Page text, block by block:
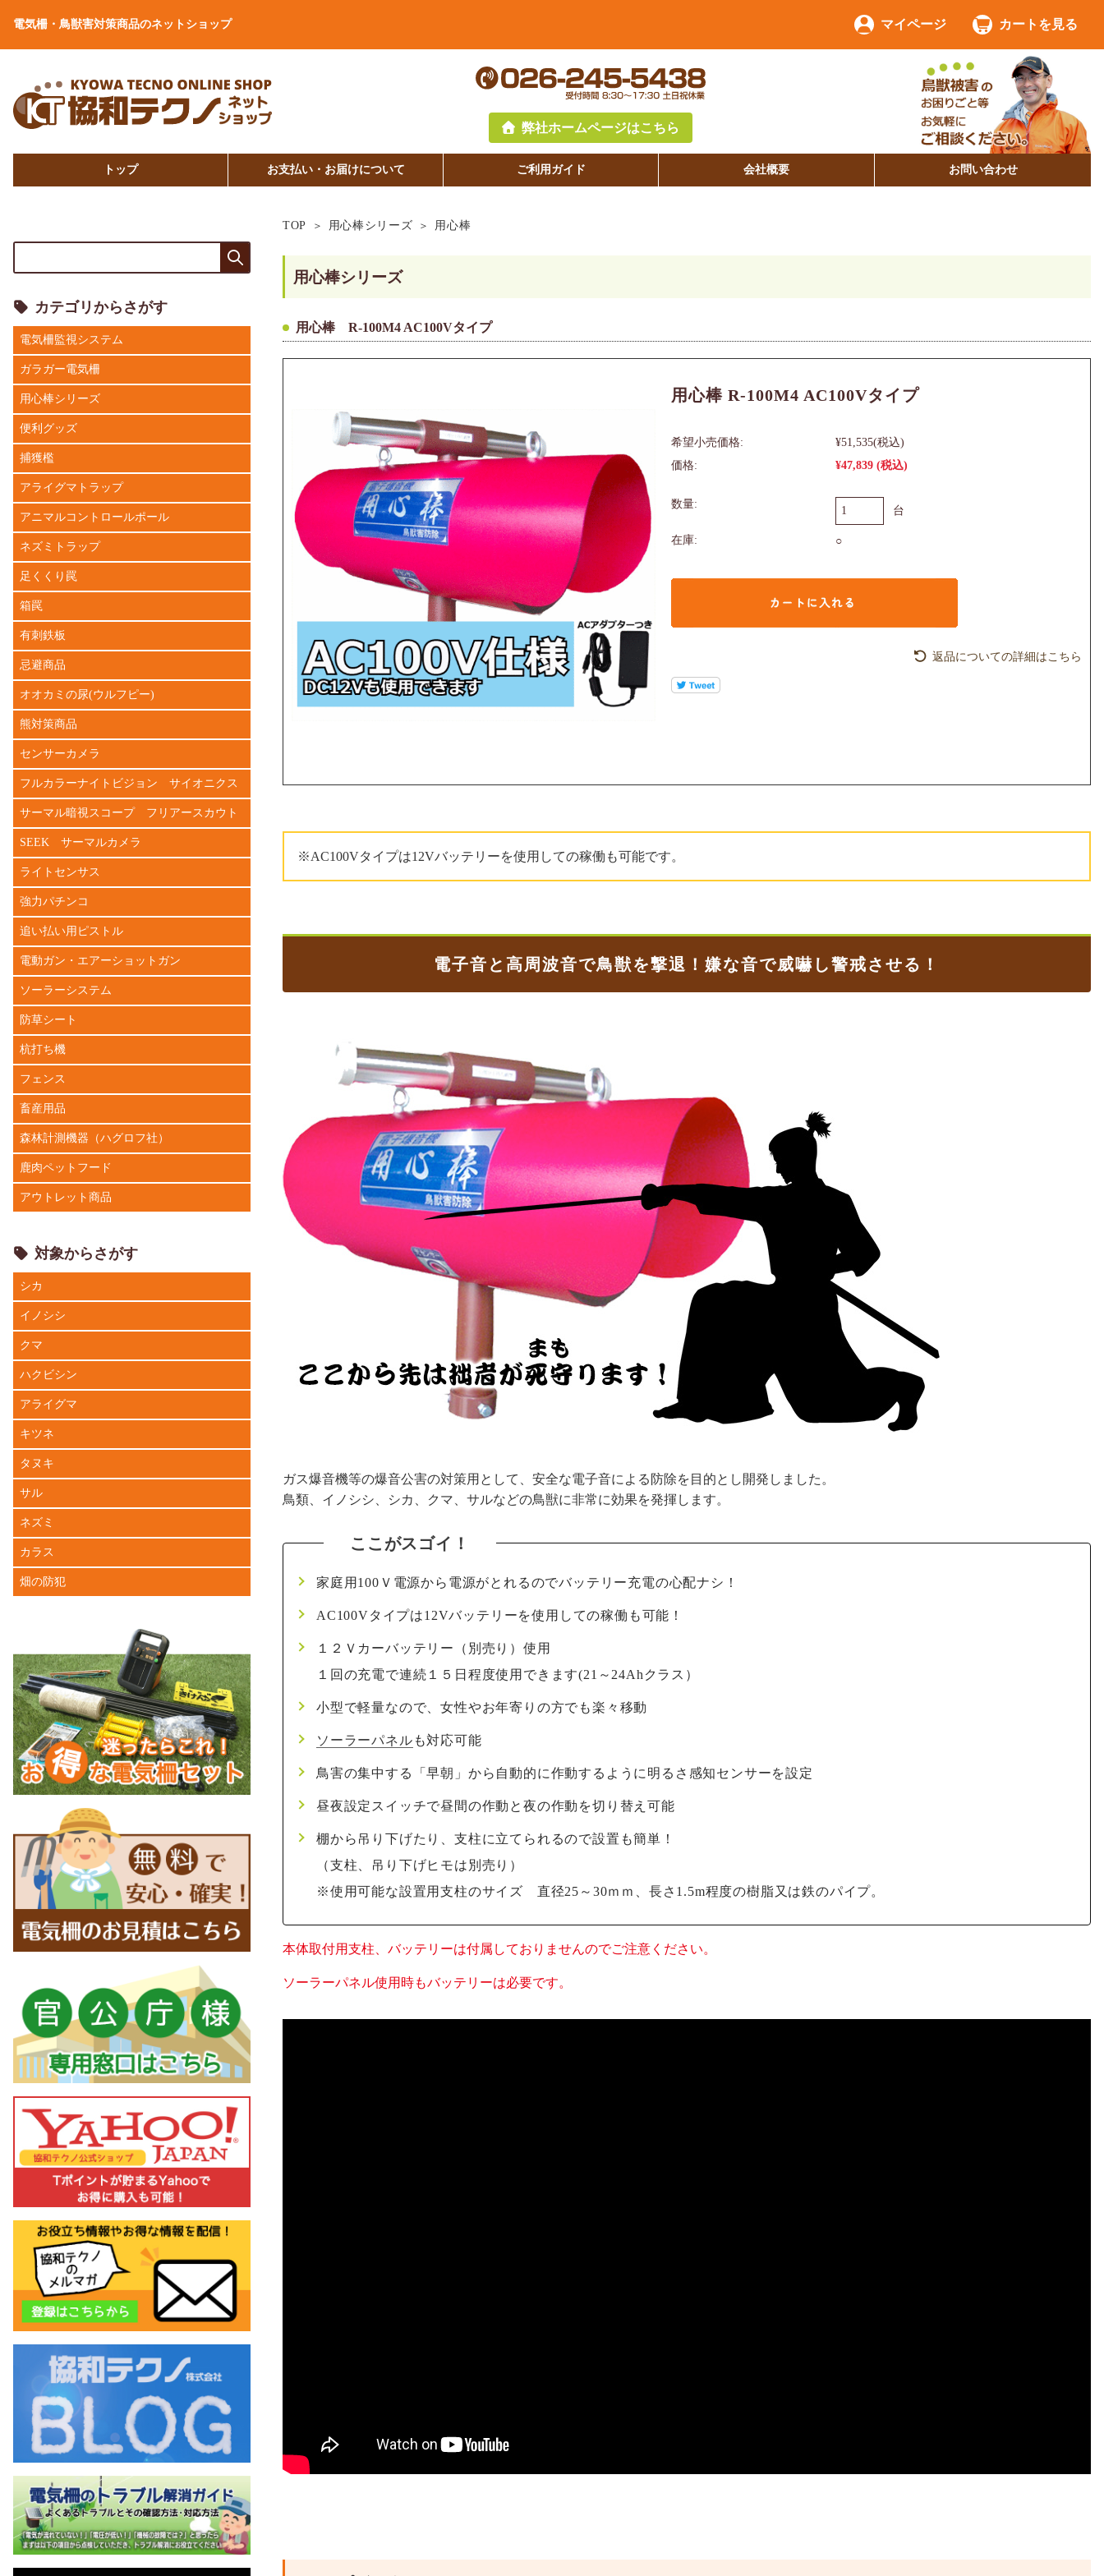
電気柵・鳥獣害対策商品のネットショップ マイページ カートを見る
弊社ホームページはこちら
トップ お支払い・お届けについて ご利用ガイド 会社概要 お問い合わせ
TOP 用心棒シリーズ 用心棒
用心棒シリーズ
用心棒 R-100M4 AC100Vタイプ
用心棒 R-100M4 AC100Vタイプ
希望小売価格: ¥51,535(税込)
価格:
¥47,839 (税込)
数量:
台
在庫: ○
返品についての詳細はこちら
※AC100Vタイプは12Vバッテリーを使用しての稼働も可能です。
電子音と高周波音で鳥獣を撃退！嫌な音で威嚇し警戒させる！
ガス爆音機等の爆音公害の対策用として、安全な電子音による防除を目的とし開発しました。
鳥類、イノシシ、シカ、クマ、サルなどの鳥獣に非常に効果を発揮します。
家庭用100Ｖ電源から電源がとれるのでバッテリー充電の心配ナシ！
AC100Vタイプは12Vバッテリーを使用しての稼働も可能！
１２Ｖカーバッテリー（別売り）使用
１回の充電で連続１５日程度使用できます(21～24Ahクラス）
小型で軽量なので、女性やお年寄りの方でも楽々移動
ソーラーパネル も対応可能
鳥害の集中する「早朝」から自動的に作動するように明るさ感知センサーを設定
昼夜設定スイッチで昼間の作動と夜の作動を切り替え可能
棚から吊り下げたり、支柱に立てられるので設置も簡単！
（支柱、吊り下げヒモは別売り）
※使用可能な設置用支柱のサイズ 直径25～30ｍｍ、長さ1.5m程度の樹脂又は鉄のパイプ。
本体取付用支柱、バッテリーは付属しておりませんのでご注意ください。
ソーラーパネル使用時もバッテリーは必要です。
カテゴリからさがす
電気柵監視システム
ガラガー電気柵
用心棒シリーズ
便利グッズ
捕獲檻
アライグマトラップ
アニマルコントロールポール
ネズミトラップ
足くくり罠
箱罠
有刺鉄板
忌避商品
オオカミの尿(ウルフピー)
熊対策商品
センサーカメラ
フルカラーナイトビジョン サイオニクス
サーマル暗視スコープ フリアースカウト
SEEK サーマルカメラ
ライトセンサス
強力パチンコ
追い払い用ピストル
電動ガン・エアーショットガン
ソーラーシステム
防草シート
杭打ち機
フェンス
畜産用品
森林計測機器（ハグロフ社）
鹿肉ペットフード
アウトレット商品
対象からさがす
シカ
イノシシ
クマ
ハクビシン
アライグマ
キツネ
タヌキ
サル
ネズミ
カラス
畑の防犯